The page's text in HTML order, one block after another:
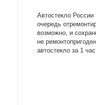
Автостекло России
очередь
возможно, и
не
автостекло за 1